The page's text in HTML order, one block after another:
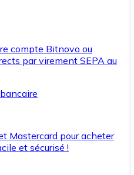
compte Bitnovo ou
par virement SEPA au
Mastercard pour acheter
et sécurisé !